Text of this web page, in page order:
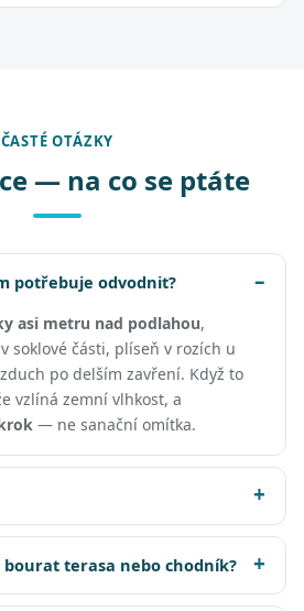
ČASTÉ OTÁZKY
— na co se ptáte
potřebuje odvodnit?
asi metru nad podlahou,
soklové části, plíseň v rozích u
po delším zavření. Když to
vzlíná zemní vlhkost, a
— ne sanační omítka.
terasa nebo chodník?